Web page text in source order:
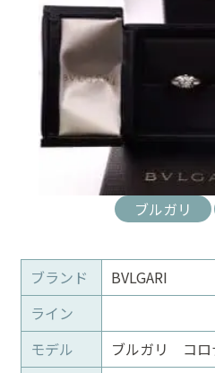
ブルガリ
ブランド
BVLGARI
ライン
モデル
ブルガリ コ